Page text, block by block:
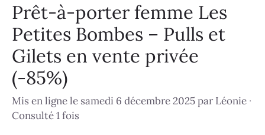
Prêt-à-porter femme Les
Petites Bombes – Pulls et
Gilets en vente privée
(-85%)
Mis en ligne le samedi 6 décembre 2025parLéonie ·
Consulté 1 fois